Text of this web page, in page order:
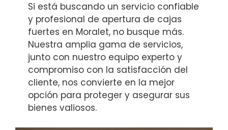
Si está buscando un servicio confiable
y profesional de apertura de cajas
fuertes en Moralet, no busque más.
Nuestra amplia gama de servicios,
junto con nuestro equipo experto y
compromiso con la satisfacción del
cliente, nos convierte en la mejor
opción para proteger y asegurar sus
bienes valiosos.